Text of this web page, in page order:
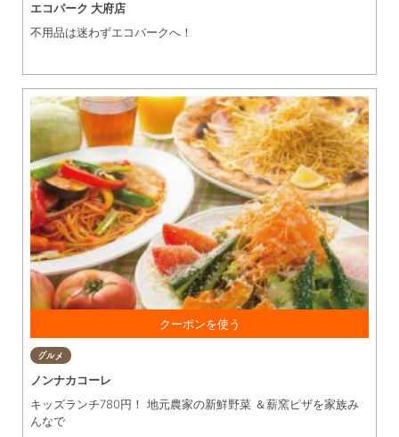
末・ゲーム・トレカ・お酒除く ※共通クーポンをお使いくだ
さい。
エコパーク 大府店
不用品は迷わずエコパークへ！
お食事をご利用の方に カタラーナプレゼント ※1クーポンで最
大4名様まで対応
グルメ
ノンナカコーレ
キッズランチ780円！ 地元農家の新鮮野菜 ＆薪窯ピザを家族み
んなで